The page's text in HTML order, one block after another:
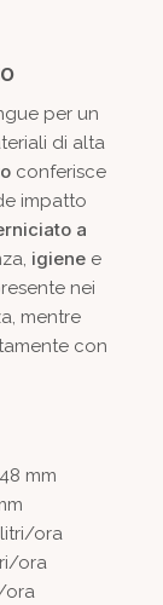
per un
di alta
conferisce
impatto
a
igienee
nei
mentre
con
mm
ora
ora
ora